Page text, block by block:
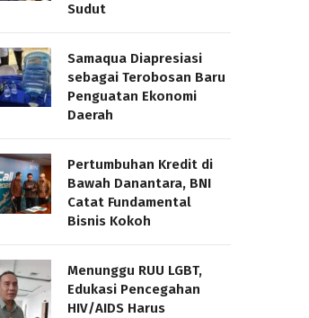
Sudut
Samaqua Diapresiasi
sebagai Terobosan Baru
Penguatan Ekonomi
Daerah
Pertumbuhan Kredit di
Bawah Danantara, BNI
Catat Fundamental
Bisnis Kokoh
Menunggu RUU LGBT,
Edukasi Pencegahan
HIV/AIDS Harus